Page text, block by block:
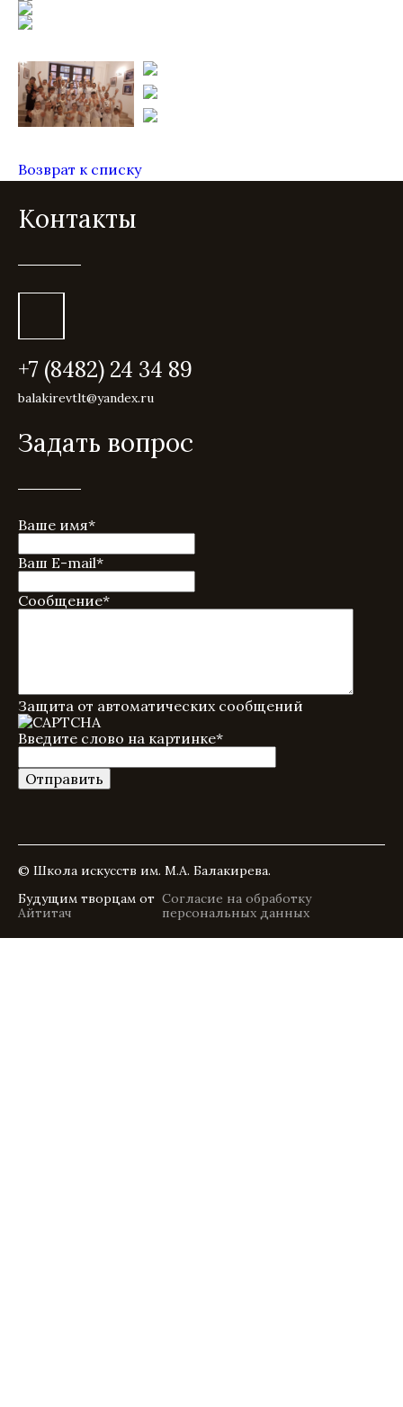
Возврат к списку
Контакты
+7 (8482) 24 34 89
balakirevtlt@yandex.ru
Задать вопрос
Ваше имя*
Ваш E-mail*
Сообщение*
Защита от автоматических сообщений
Введите слово на картинке*
© Школа искусств им. М.А. Балакирева.
Будущим творцам от
Айтитач
Согласие на обработку
персональных данных